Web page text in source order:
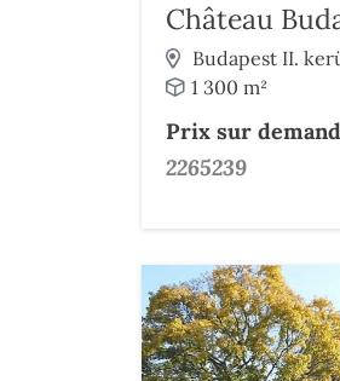
Château
Budapest II.
1 300 m²
Prix sur
2265239